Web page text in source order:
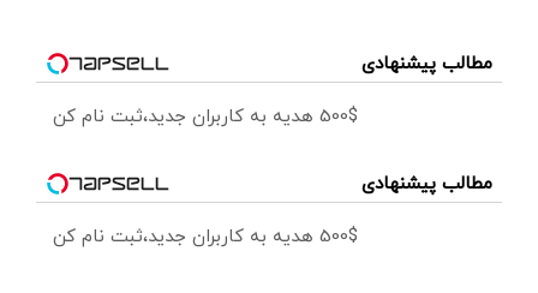
مطالب پیشنهادی
500$ هدیه به کاربران جدید،ثبت نام کن
مطالب پیشنهادی
500$ هدیه به کاربران جدید،ثبت نام کن